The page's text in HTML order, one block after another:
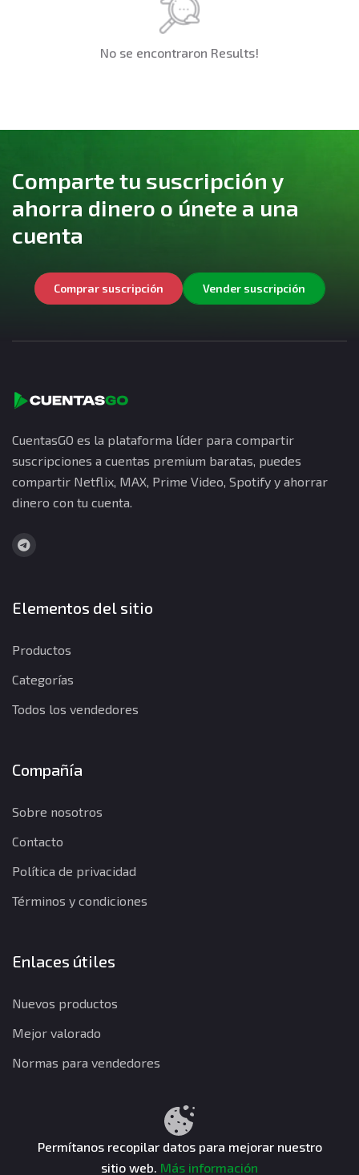
No se encontraron Results!
Comparte tu suscripción y
ahorra dinero o únete a una
cuenta
Comprar suscripción Vender suscripción
CuentasGO es la plataforma líder para compartir
suscripciones a cuentas premium baratas, puedes
compartir Netflix, MAX, Prime Video, Spotify y ahorrar
dinero con tu cuenta.
Elementos del sitio
Productos
Categorías
Todos los vendedores
Compañía
Sobre nosotros
Contacto
Política de privacidad
Términos y condiciones
Enlaces útiles
Nuevos productos
Mejor valorado
Normas para vendedores
Términos y condiciones
CuentasGO © 2026. Todos los derechos reservados.
Permítanos recopilar datos para mejorar nuestro
sitio web. Más información